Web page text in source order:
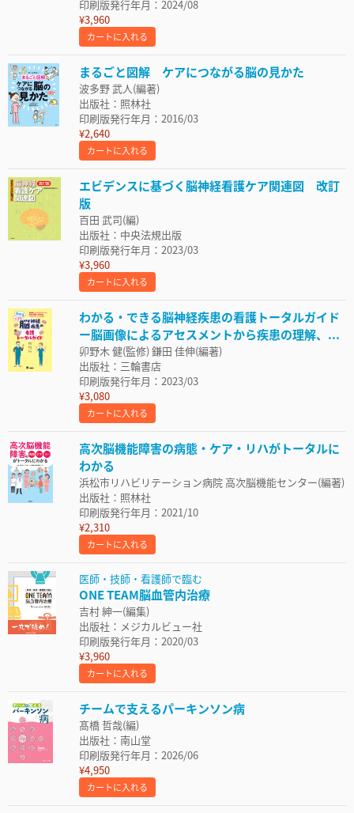
印刷版発行年月：2024/08
¥3,960
カートに入れる
まるごと図解 ケアにつながる脳の見かた
波多野 武人(編著)
出版社：照林社
印刷版発行年月：2016/03
¥2,640
カートに入れる
エビデンスに基づく脳神経看護ケア関連図 改訂
版
百田 武司(編)
出版社：中央法規出版
印刷版発行年月：2023/03
¥3,960
カートに入れる
わかる・できる脳神経疾患の看護トータルガイド
ー脳画像によるアセスメントから疾患の理解、...
卯野木 健(監修) 鎌田 佳伸(編著)
出版社：三輪書店
印刷版発行年月：2023/03
¥3,080
カートに入れる
高次脳機能障害の病態・ケア・リハがトータルに
わかる
浜松市リハビリテーション病院 高次脳機能センター(編著)
出版社：照林社
印刷版発行年月：2021/10
¥2,310
カートに入れる
医師・技師・看護師で臨む
ONE TEAM脳血管内治療
吉村 紳一(編集)
出版社：メジカルビュー社
印刷版発行年月：2020/03
¥3,960
カートに入れる
チームで支えるパーキンソン病
髙橋 哲哉(編)
出版社：南山堂
印刷版発行年月：2026/06
¥4,950
カートに入れる